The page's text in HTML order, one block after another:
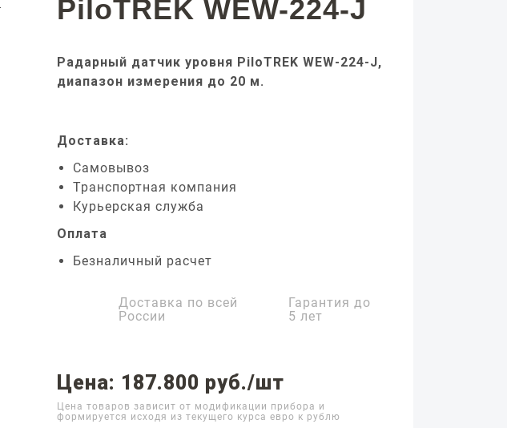
PiloTREK WEW-224-J
Радарный датчик уровня PiloTREK WEW-224-J,
диапазон измерения до 20 м.
Доставка:
Самовывоз
Транспортная компания
Курьерская служба
Оплата
Безналичный расчет
Доставка по всей
России
Гарантия до
5 лет
Цена: 187.800 руб./шт
Цена товаров зависит от модификации прибора и
формируется исходя из текущего курса евро к рублю